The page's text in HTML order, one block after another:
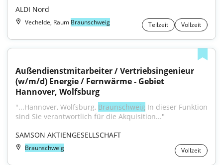
ALDI Nord
Vechelde, Raum Braunschweig Teilzeit Vollzeit
Außendienstmitarbeiter / Vertriebsingenieur
(w/m/d) Energie / Fernwärme - Gebiet
Hannover, Wolfsburg
"...Hannover, Wolfsburg, Braunschweig In dieser Funktion
sind Sie verantwortlich für die Akquisition..."
SAMSON AKTIENGESELLSCHAFT
Braunschweig Vollzeit